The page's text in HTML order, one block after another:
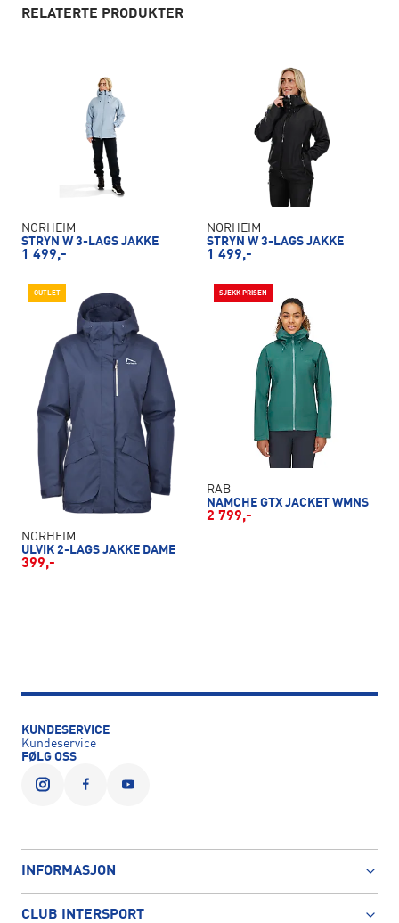
RELATERTE PRODUKTER
NORHEIM
STRYN W 3-LAGS JAKKE
1 499,-
NORHEIM
STRYN W 3-LAGS JAKKE
1 499,-
OUTLET
NORHEIM
ULVIK 2-LAGS JAKKE DAME
399,-
SJEKK PRISEN
RAB
NAMCHE GTX JACKET WMNS
2 799,-
KUNDESERVICE
Kundeservice
FØLG OSS
INFORMASJON
CLUB INTERSPORT